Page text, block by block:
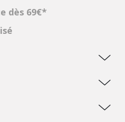
dès 69€*